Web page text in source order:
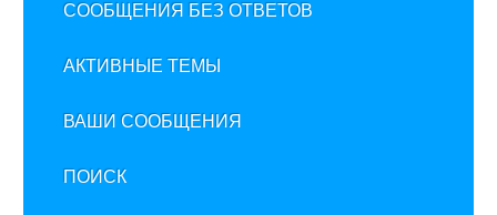
СООБЩЕНИЯ БЕЗ ОТВЕТОВ
АКТИВНЫЕ ТЕМЫ
ВАШИ СООБЩЕНИЯ
ПОИСК